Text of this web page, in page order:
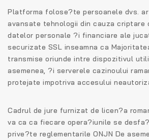
Platforma folose?te persoanele dvs.
avansate tehnologii din cauza criptare
datelor personale ?i financiare ale
securizate SSL inseamna ca
transmise oriunde intre dispozitivul
asemenea, ?i serverele cazinoului
protejate impotriva accesului
Cadrul de jure furnizat de licen?a
va ca ca fiecare opera?iunile se
prive?te reglementarile ONJN De